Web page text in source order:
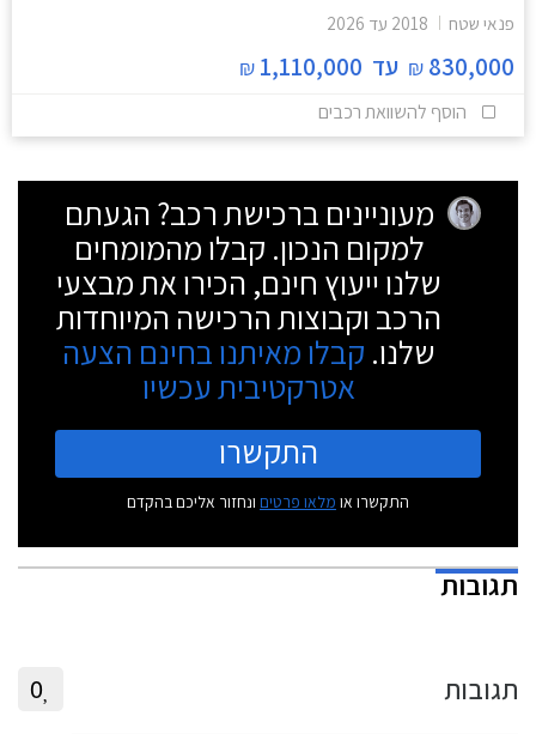
פנאי שטח 2018 עד 2026
830,000
₪ עד 1,110,000
₪
הוסף להשוואת רכבים
מעוניינים ברכישת רכב? הגעתם
למקום הנכון. קבלו מהמומחים
שלנו ייעוץ חינם, הכירו את מבצעי
הרכב וקבוצות הרכישה המיוחדות
שלנו. קבלו מאיתנו בחינם הצעה
אטרקטיבית עכשיו
התקשרו
התקשרו או מלאו פרטים ונחזור אליכם בהקדם
תגובות
תגובות 0